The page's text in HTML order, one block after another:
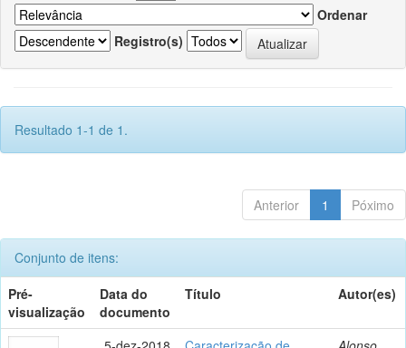
Ordenar
Registro(s)
Resultado 1-1 de 1.
Anterior 1 Póximo
Conjunto de itens:
Pré-
visualização
Data do
documento
Título Autor(es)